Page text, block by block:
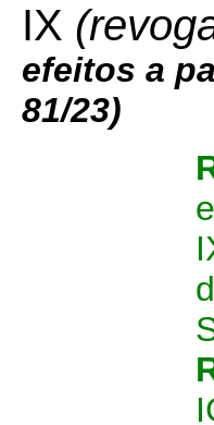
IX
efeitos a
81/23)